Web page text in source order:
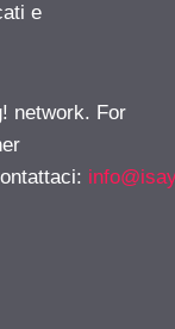
e
network. For
: